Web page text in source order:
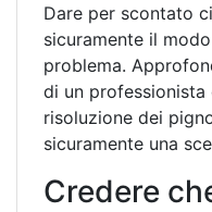
Dare per scontato
sicuramente il
problema.
di un professionista
risoluzione dei
sicuramente una
Credere